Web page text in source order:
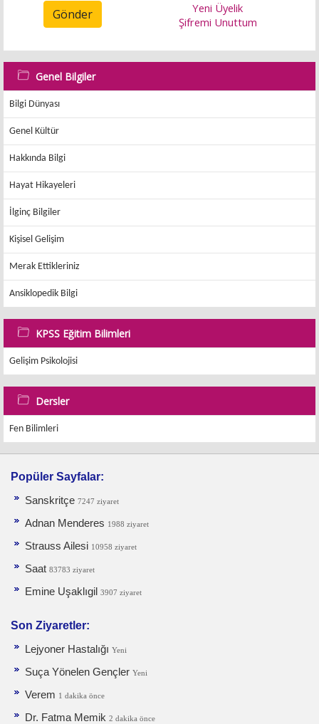
Gönder
Yeni Üyelik
Şifremi Unuttum
Genel Bilgiler
Bilgi Dünyası
Genel Kültür
Hakkında Bilgi
Hayat Hikayeleri
İlginç Bilgiler
Kişisel Gelişim
Merak Ettikleriniz
Ansiklopedik Bilgi
KPSS Eğitim Bilimleri
Gelişim Psikolojisi
Dersler
Fen Bilimleri
Popüler Sayfalar:
Sanskritçe 7247 ziyaret
Adnan Menderes 1988 ziyaret
Strauss Ailesi 10958 ziyaret
Saat 83783 ziyaret
Emine Uşaklıgil 3907 ziyaret
Son Ziyaretler:
Lejyoner Hastalığı Yeni
Suça Yönelen Gençler Yeni
Verem 1 dakika önce
Dr. Fatma Memik 2 dakika önce